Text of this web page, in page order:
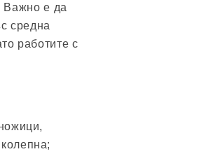
Важно е да
средна
работите с